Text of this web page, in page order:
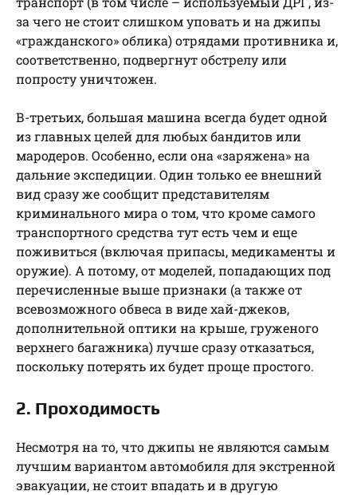
за чего не стоит слишком уповать и на джипы
«гражданского» облика) отрядами противника и,
соответственно, подвергнут обстрелу или
попросту уничтожен.
В-третьих, большая машина всегда будет одной
из главных целей для любых бандитов или
мародеров. Особенно, если она «заряжена» на
дальние экспедиции. Один только ее внешний
вид сразу же сообщит представителям
криминального мира о том, что кроме самого
транспортного средства тут есть чем и еще
поживиться (включая припасы, медикаменты и
оружие). А потому, от моделей, попадающих под
перечисленные выше признаки (а также от
всевозможного обвеса в виде хай-джеков,
дополнительной оптики на крыше, груженого
верхнего багажника) лучше сразу отказаться,
поскольку потерять их будет проще простого.
2. Проходимость
Несмотря на то, что джипы не являются самым
лучшим вариантом автомобиля для экстренной
эвакуации, не стоит впадать и в другую